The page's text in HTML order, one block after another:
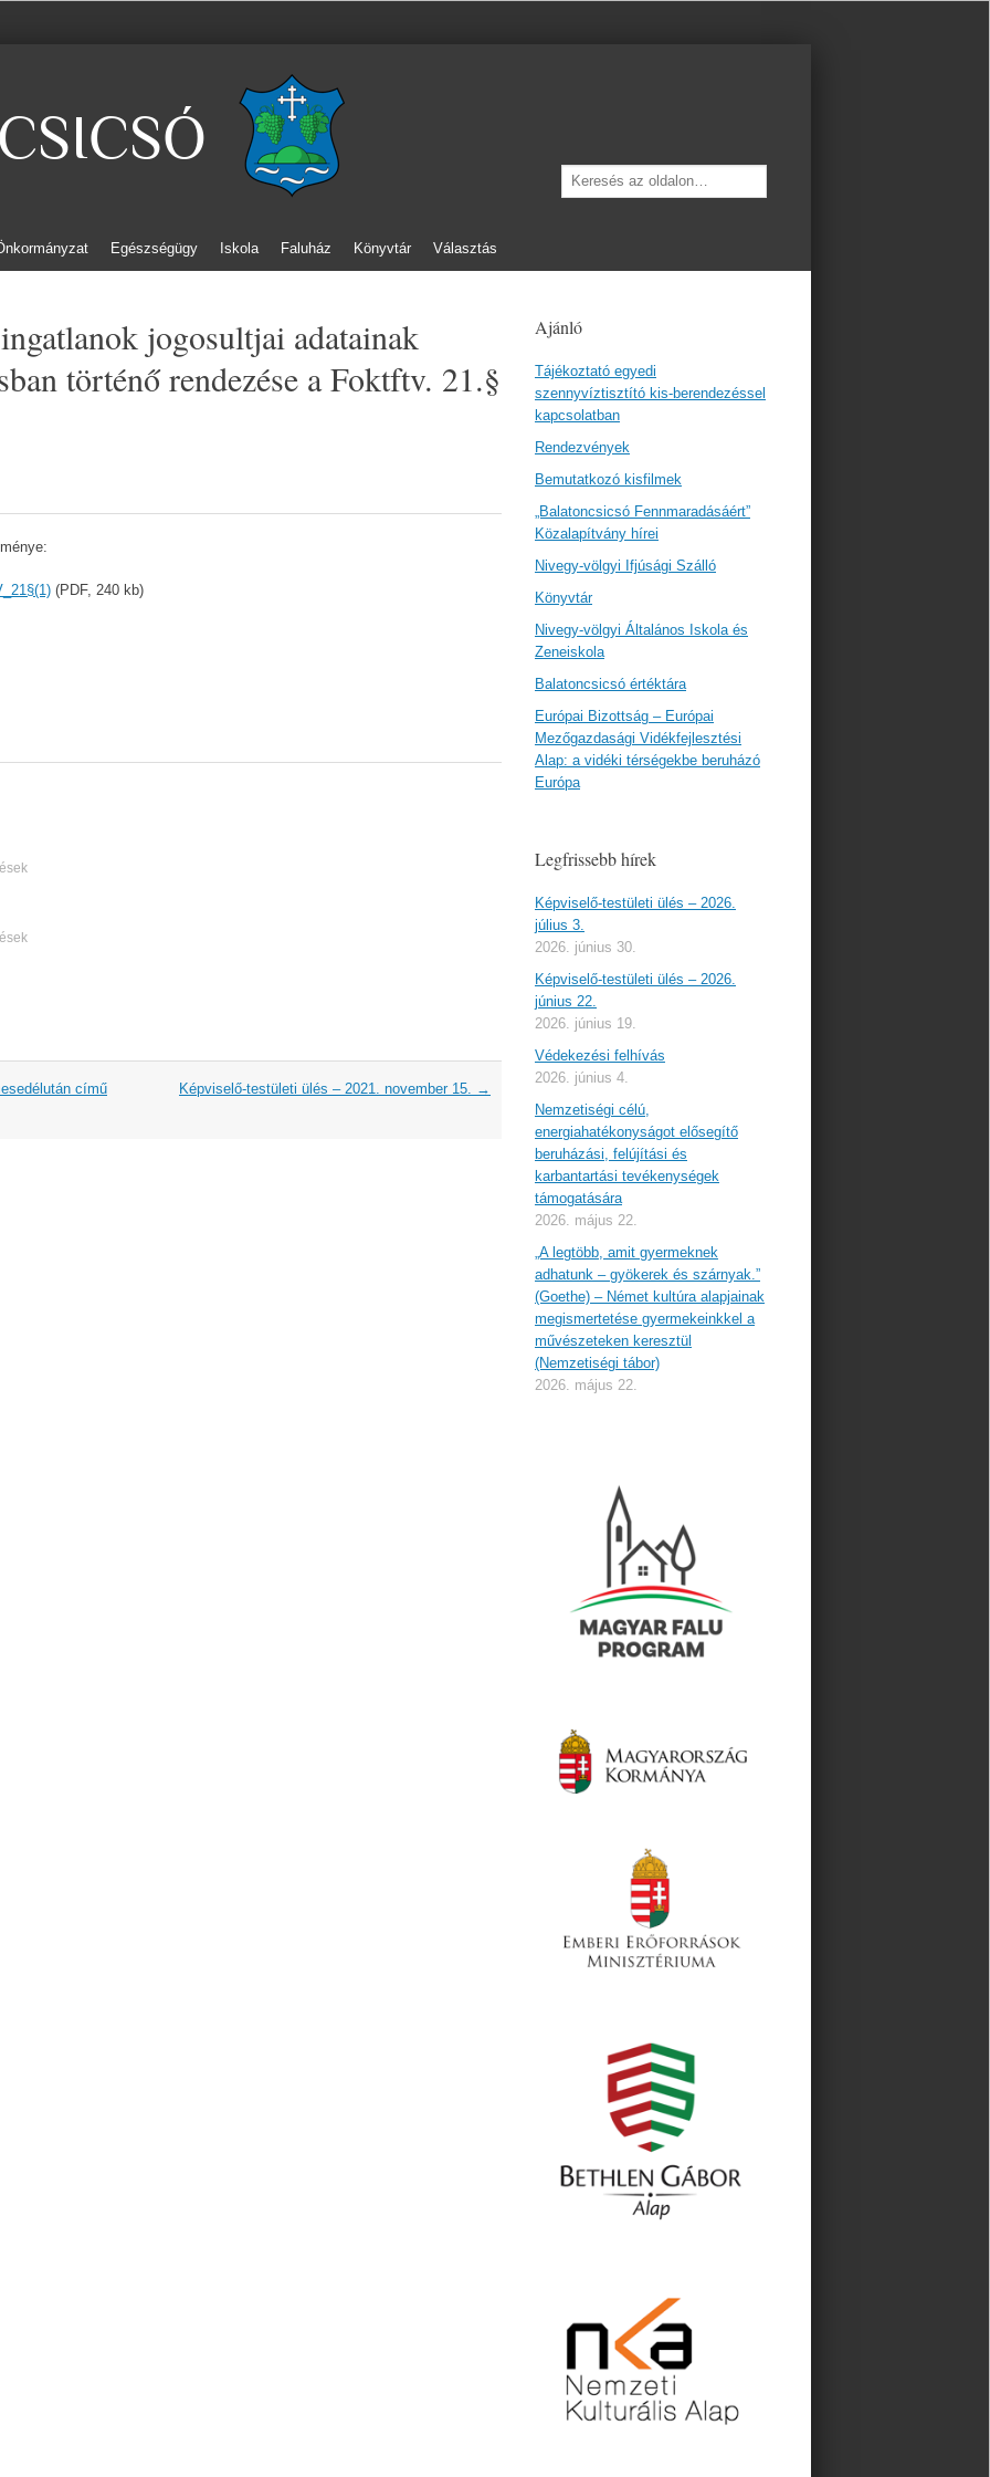
Keresés
Egészségügy Iskola Faluház Könyvtár Választás
jogosultjai adatainak
történő rendezése a Foktftv. 21.§
(PDF, 240 kb)
című
Képviselő-testületi ülés – 2021. november 15. →
Ajánló
Tájékoztató egyedi
szennyvíztisztító kis-berendezéssel
kapcsolatban
Rendezvények
Bemutatkozó kisfilmek
„Balatoncsicsó Fennmaradásáért”
Közalapítvány hírei
Nivegy-völgyi Ifjúsági Szálló
Könyvtár
Nivegy-völgyi Általános Iskola és
Zeneiskola
Balatoncsicsó értéktára
Európai Bizottság – Európai
Mezőgazdasági Vidékfejlesztési
Alap: a vidéki térségekbe beruházó
Európa
Legfrissebb hírek
Képviselő-testületi ülés – 2026.
július 3.
2026. június 30.
Képviselő-testületi ülés – 2026.
június 22.
2026. június 19.
Védekezési felhívás
2026. június 4.
Nemzetiségi célú,
energiahatékonyságot elősegítő
beruházási, felújítási és
karbantartási tevékenységek
támogatására
2026. május 22.
„A legtöbb, amit gyermeknek
adhatunk – gyökerek és szárnyak.”
(Goethe) – Német kultúra alapjainak
megismertetése gyermekeinkkel a
művészeteken keresztül
(Nemzetiségi tábor)
2026. május 22.